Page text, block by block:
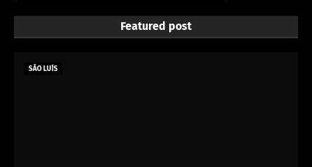
Featured post
SÃO LUÍS